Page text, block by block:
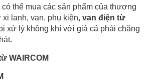
thể mua các sản phẩm của thương
xi lanh, van, phụ kiện, van điện từ
xử lý không khí với giá cả phải chăng
WAIRCOM